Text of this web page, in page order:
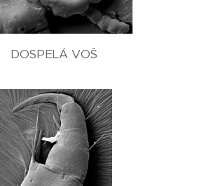
DOSPELÁ VOŠ